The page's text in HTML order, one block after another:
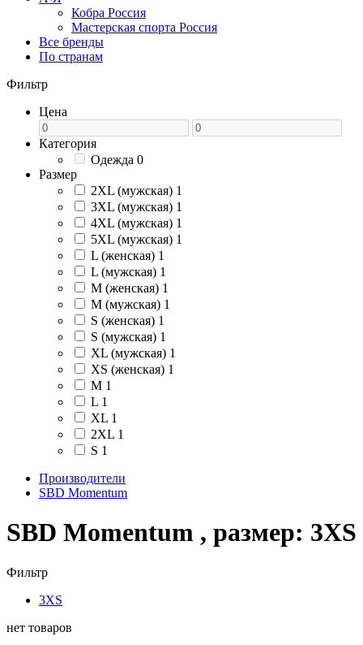
Кобра Россия
Мастерская спорта Россия
Все бренды
По странам
Фильтр
Цена
Категория
Одежда 0
Размер
2XL (мужская) 1
3XL (мужская) 1
4XL (мужская) 1
5XL (мужская) 1
L (женская) 1
L (мужская) 1
M (женская) 1
M (мужская) 1
S (женская) 1
S (мужская) 1
XL (мужская) 1
XS (женская) 1
M 1
L 1
XL 1
2XL 1
S 1
Производители
SBD Momentum
SBD Momentum , размер: 3XS
Фильтр
3XS
нет товаров